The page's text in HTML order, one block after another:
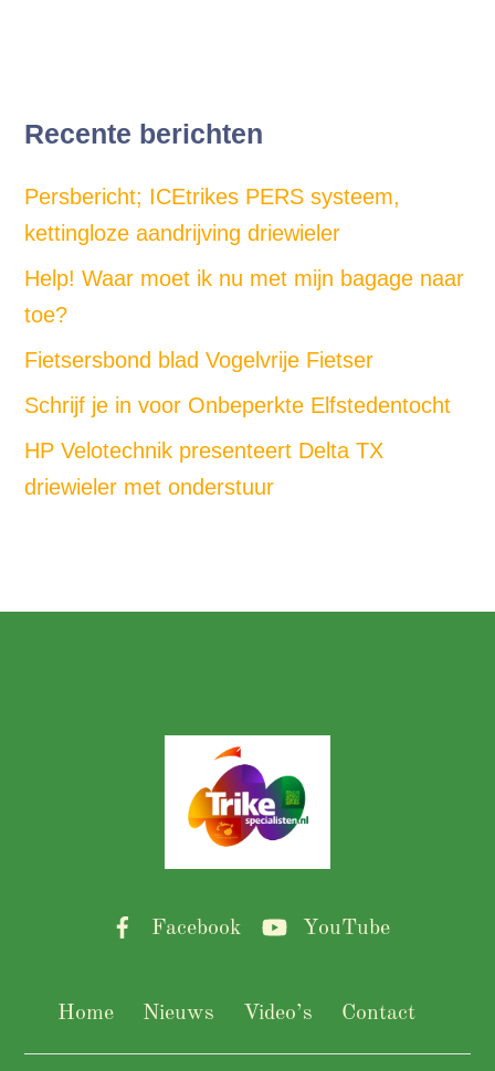
Recente berichten
Persbericht; ICEtrikes PERS systeem,
kettingloze aandrijving driewieler
Help! Waar moet ik nu met mijn bagage naar
toe?
Fietsersbond blad Vogelvrije Fietser
Schrijf je in voor Onbeperkte Elfstedentocht
HP Velotechnik presenteert Delta TX
driewieler met onderstuur
To
Top
Facebook YouTube
Home Nieuws Video’s Contact